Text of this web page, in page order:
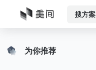
搜方案
为你推荐